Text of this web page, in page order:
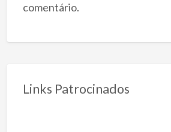
comentário.
Links Patrocinados